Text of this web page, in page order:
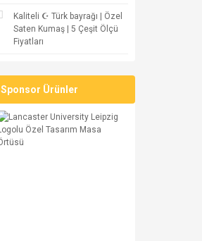
Kaliteli ☪ Türk bayrağı | Özel
Saten Kumaş | 5 Çeşit Ölçü
Fiyatları
Sponsor Ürünler